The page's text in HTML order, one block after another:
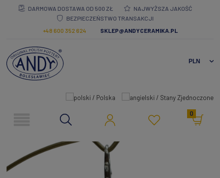
DARMOWA DOSTAWA OD 500 ZŁ
NAJWYŻSZA JAKOŚĆ
BEZPIECZEŃSTWO TRANSAKCJI
+48 600 352 624
SKLEP@ANDYCERAMIKA.PL
0